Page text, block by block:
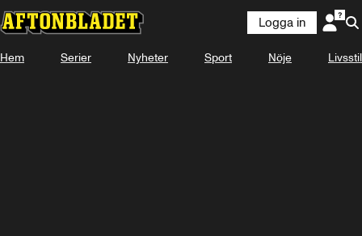
Logga in
Hem Serier Nyheter Sport Nöje Livsstil